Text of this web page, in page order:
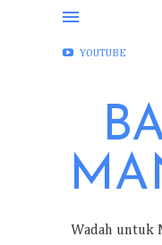
FACEBOOK
YOUTUBE
Wadah untuk